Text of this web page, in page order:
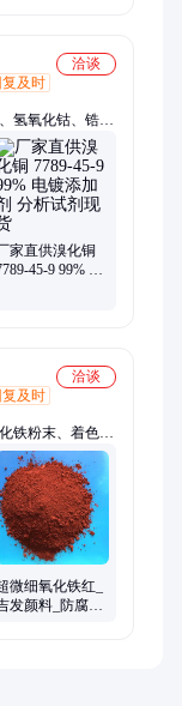
洽谈
复及时
氢氧化钴、锆
家直供溴化铜
45-9 99% 电
洽谈
复及时
铁粉末、着色
彩瓦颜料、建材
料、路面颜料、
、沥青专用色
颜料
微细氧化铁红_
发颜料_防腐耐